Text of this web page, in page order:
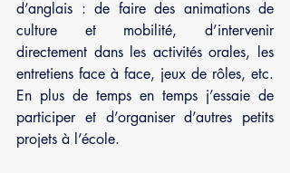
d’anglais : de faire des animations de
culture et mobilité, d’intervenir
directement dans les activités orales, les
entretiens face à face, jeux de rôles, etc.
En plus de temps en temps j’essaie de
participer et d’organiser d’autres petits
projets à l’école.